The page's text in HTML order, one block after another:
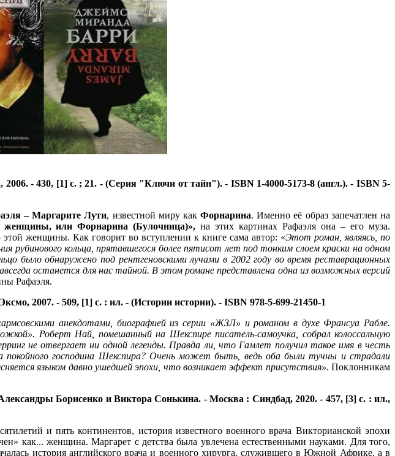
- 430, [1] с. ; 21. - (Серия "Ключи от тайн"). - ISBN 1-4000-5173-8 (англ.). - ISBN 5-
–Маргарите Лути, известной миру какФорнарина. Именно её образ запечатлен на
женщины, или Форнарина (Булочница)», на этих картинах Рафаэля она – его муза.
этой женщины. Как говорит во вступлении к книге сама автор: «Этот роман, являясь, по
кольца, прятавшегося более пятисот лет под тонким слоем краски на одном
было обнаружено под рентгеновскими лучами в 2002 году во время реставрационных
останется для нас тайной. В этом романе представлена одна из возможных версий
Рафаэля.
2007. - 509, [1] с. : ил. - (Истории истории). - ISBN 978-5-699-21450-1
анекдотами, биографией из серии «ЖЗЛ» и романом в духе Франсуа Рабле.
Роберт Най, помешанный на Шекспире писатель-самоучка, собрал колоссальную
не отвергает ни одной легенды. Правда ли, что Гамлет получил такое имя в честь
господина Шекспира? Очень может быть, ведь оба были тучны и страдали
языком давно ушедшей эпохи, что возникает эффект присутствия». Поклонникам
Борисенко и Виктора Сонькина. - Москва : Синдбад, 2020. - 457, [3] с. : ил.,
и пять континентов, история известного военного врача Викторианской эпохи
как... женщина. Маргарет с детства была увлечена естественными науками. Для того,
история английского врача и военного хирурга, служившего в Южной Африке, а в